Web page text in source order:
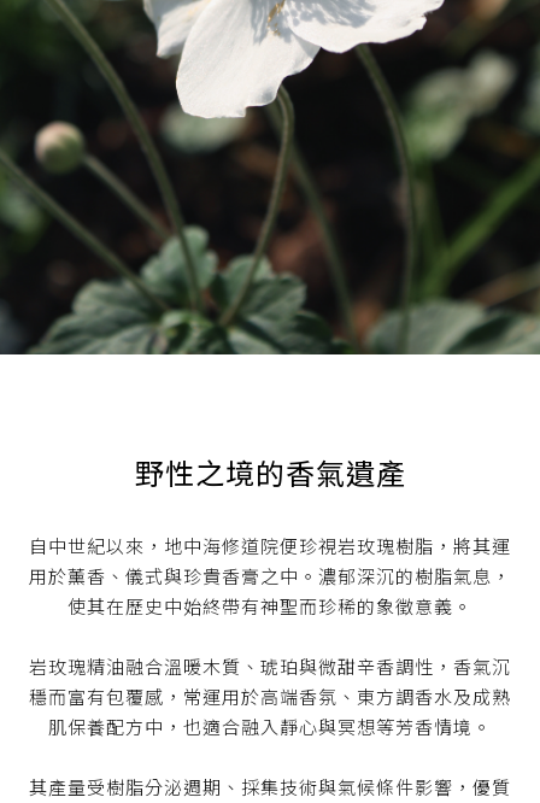
野性之境的香氣遺產
自中世紀以來，地中海修道院便珍視岩玫瑰樹脂，將其運
用於薰香、儀式與珍貴香膏之中。濃郁深沉的樹脂氣息，
使其在歷史中始終帶有神聖而珍稀的象徵意義。
岩玫瑰精油融合溫暖木質、琥珀與微甜辛香調性，香氣沉
穩而富有包覆感，常運用於高端香氛、東方調香水及成熟
肌保養配方中，也適合融入靜心與冥想等芳香情境。
其產量受樹脂分泌週期、採集技術與氣候條件影響，優質